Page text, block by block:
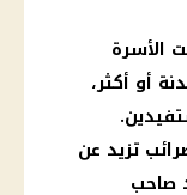
الأسرة
زراعية بمساحة 10 أفدنة أو أكثر،
تزيد عن
صاحب